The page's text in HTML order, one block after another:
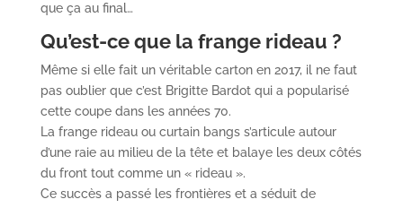
que ça au final…
Qu’est-ce que la frange rideau ?
Même si elle fait un véritable carton en 2017, il ne faut
pas oublier que c’est Brigitte Bardot qui a popularisé
cette coupe dans les années 70.
La frange rideau ou curtain bangs s’articule autour
d’une raie au milieu de la tête et balaye les deux côtés
du front tout comme un « rideau ».
Ce succès a passé les frontières et a séduit de